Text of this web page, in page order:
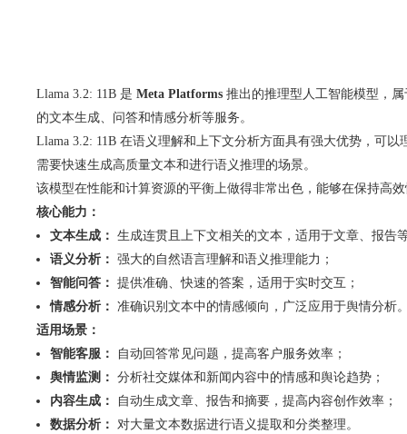
Llama 3.2: 11B 是 Meta Platforms 推出的推理型人工智能模型，
的文本生成、问答和情感分析等服务。
Llama 3.2: 11B 在语义理解和上下文分析方面具有强大优势，可
需要快速生成高质量文本和进行语义推理的场景。
该模型在性能和计算资源的平衡上做得非常出色，能够在保持高
核心能力：
文本生成： 生成连贯且上下文相关的文本，适用于文章、报告
语义分析： 强大的自然语言理解和语义推理能力；
智能问答： 提供准确、快速的答案，适用于实时交互；
情感分析： 准确识别文本中的情感倾向，广泛应用于舆情分析
适用场景：
智能客服：
自动回答常见问题，提高客户服务效率；
舆情监测： 分析社交媒体和新闻内容中的情感和舆论趋势；
内容生成：
自动生成文章、报告和摘要，提高内容创作效率；
数据分析： 对大量文本数据进行语义提取和分类整理。